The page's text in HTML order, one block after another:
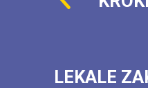
LEKALE